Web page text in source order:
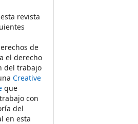
revista
de
el derecho
del trabajo
Creative
que
con
del
en esta